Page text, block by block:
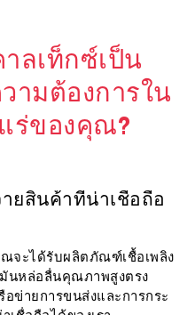
ลเท็กซ์เป็น
ามต้องการใน
ร่ของคุณ?
ายสินค้าที่น่าเชื่อถือ
จะได้รับผลิตภัณฑ์เชื้อเพลิง
นหล่อลื่นคุณภาพสูงตรง
อข่ายการขนส่งและการกระ